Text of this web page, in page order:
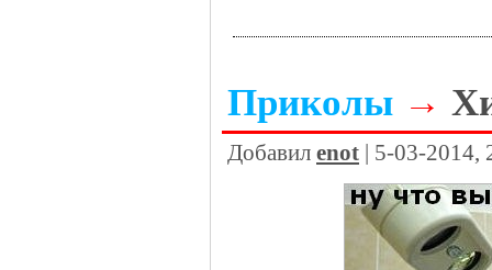
Приколы →
Добавил enot | 5-03-